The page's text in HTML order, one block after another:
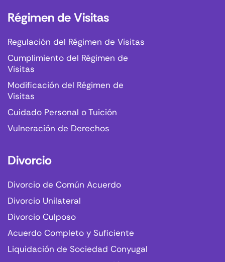
Régimen de Visitas
Regulación del Régimen de Visitas
Cumplimiento del Régimen de
Visitas
Modificación del Régimen de
Visitas
Cuidado Personal o Tuición
Vulneración de Derechos
Divorcio
Divorcio de Común Acuerdo
Divorcio Unilateral
Divorcio Culposo
Acuerdo Completo y Suficiente
Liquidación de Sociedad Conyugal